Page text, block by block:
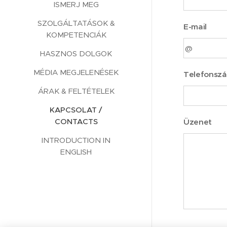
ISMERJ MEG
SZOLGÁLTATÁSOK &
KOMPETENCIÁK
HASZNOS DOLGOK
MÉDIA MEGJELENÉSEK
ÁRAK & FELTÉTELEK
KAPCSOLAT /
CONTACTS
INTRODUCTION IN
ENGLISH
E-mail
Üzenet